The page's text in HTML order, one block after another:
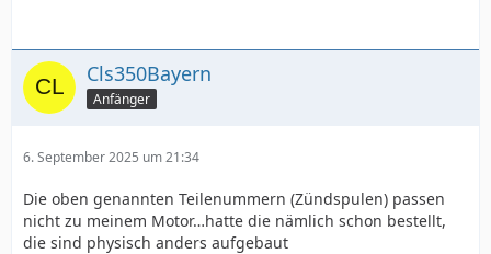
Cls350Bayern
Anfänger
6. September 2025 um 21:34
Die oben genannten Teilenummern (Zündspulen) passen
nicht zu meinem Motor…hatte die nämlich schon bestellt,
die sind physisch anders aufgebaut